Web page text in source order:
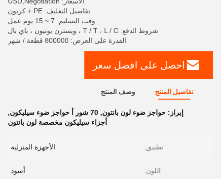
تفاصيل التغليف: PE + كرتون
وقت التسليم: 7 ~ 15 يوم عمل
شروط الدفع: T / T ، L / C ، ويسترن يونيون ، باي بال
القدرة على العرض: 800000 قطعة / شهر
احصل على افضل سعر
تفاصيل المنتج وصف المنتج
إبراز: حواجز ضوء لون بانتون, 70 شور أ حواجز ضوء سيليكون
,
أجزاء سيليكون مخصصة لون بانتون
تطبيق: الأجهزة المنزلية
اللون: أسود